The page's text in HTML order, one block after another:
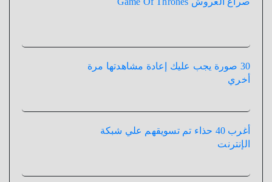
30 صورة يجب عليك إعادة مشاهدتها مرة
أخري
أغرب 40 حذاء تم تسويقهم علي شبكة
الإنترنت